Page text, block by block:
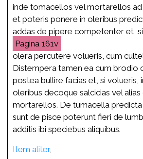
inde tomacellos vel mortarellos
et poteris ponere in oleribus
addas de pipere competenter et,
161v
olera percutere volueris, cum
Distempera tamen ea cum brodio
postea bullire facias et, si volueris,
oleribus decoque salcicias vel alias
mortarellos. De tumacella
sunt de pisce poterunt fieri de
additis ibi speciebus aliquibus.
Item aliter,